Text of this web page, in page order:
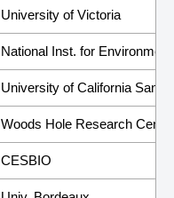
University of Victoria
National Inst. for
University of California Santa
Woods Hole Research Center
CESBIO